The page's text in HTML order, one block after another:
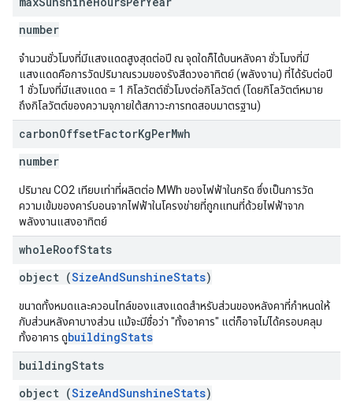
number
จำนวนชั่วโมงที่มีแสงแดดสูงสุดต่อปี ณ จุดใดก็ได้บนหลังคา ชั่วโมงที่มี
แสงแดดคือการวัดปริมาณรวมของรังสีดวงอาทิตย์ (พลังงาน) ที่ได้รับต่อปี
1 ชั่วโมงที่มีแสงแดด = 1 กิโลวัตต์ชั่วโมงต่อกิโลวัตต์ (โดยกิโลวัตต์หมาย
ถึงกิโลวัตต์ของความจุภายใต้สภาวะการทดสอบมาตรฐาน)
carbonOffsetFactorKgPerMwh
number
ปริมาณ CO2 เทียบเท่าที่ผลิตต่อ MWh ของไฟฟ้าในกริด ซึ่งเป็นการวัด
ความเข้มของคาร์บอนจากไฟฟ้าในโครงข่ายที่ถูกแทนที่ด้วยไฟฟ้าจาก
พลังงานแสงอาทิตย์
wholeRoofStats
object (SizeAndSunshineStats)
ขนาดทั้งหมดและควอนไทล์ของแสงแดดสำหรับส่วนของหลังคาที่กำหนดให้
กับส่วนหลังคาบางส่วน แม้จะมีชื่อว่า "ทั้งอาคาร" แต่ก็อาจไม่ได้ครอบคลุม
ทั้งอาคาร ดูbuildingStats
buildingStats
object (SizeAndSunshineStats)